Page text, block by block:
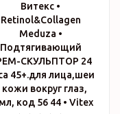
Витекс •
Retinol&Collagen
Meduza •
Подтягивающий
СКУЛЬПТОР 24
45+.для лица,шеи
кожи вокруг глаз,
45мл, код 56 44 • Vitex